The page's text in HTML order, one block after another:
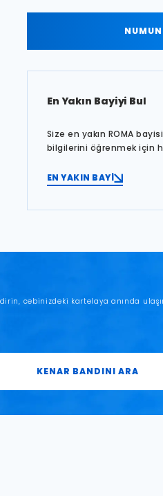
En Yakın Bayiyi Bul
Size en yakın ROMA
bilgilerini öğrenmek için
EN YAKIN BAYİ
cebinizdeki kartelaya anında
KENAR BANDINI ARA